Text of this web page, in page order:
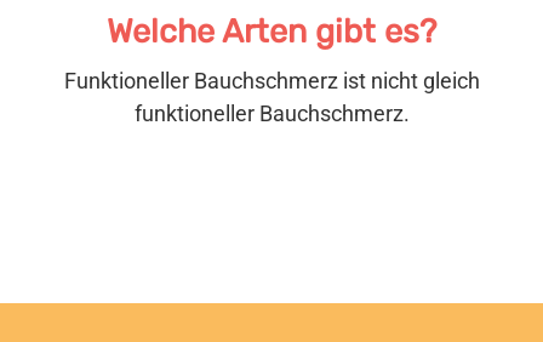
Welche Arten gibt es?
Funktioneller Bauchschmerz ist nicht gleich
funktioneller Bauchschmerz.